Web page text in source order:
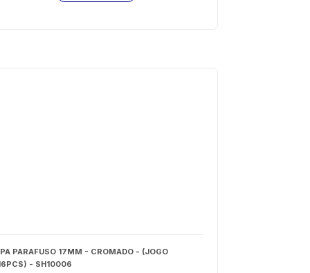
PARAFUSO 17MM - CROMADO - (JOGO
- SH10006